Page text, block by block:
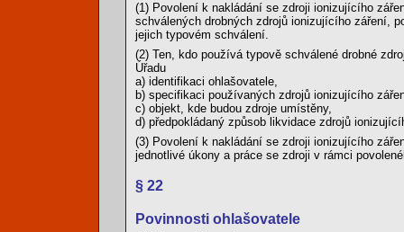
(1) Povolení k nakládání se zdroji ionizujícího
schválených drobných zdrojů ionizujícího záření,
jejich typovém schválení.
(2) Ten, kdo používá typově schválené drobné
Úřadu
a) identifikaci ohlašovatele,
b) specifikaci používaných zdrojů ionizujícího
c) objekt, kde budou zdroje umístěny,
d) předpokládaný způsob likvidace zdrojů
(3) Povolení k nakládání se zdroji ionizujícího
jednotlivé úkony a práce se zdroji v rámci
§ 22
Povinnosti ohlašovatele